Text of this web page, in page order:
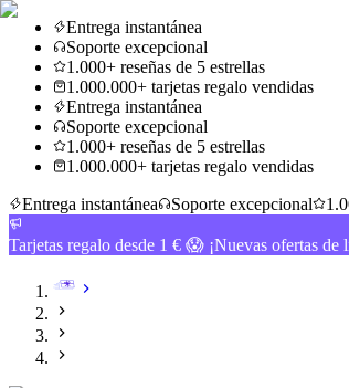
Entrega instantánea
Soporte excepcional
1.000+ reseñas de 5 estrellas
1.000.000+ tarjetas regalo vendidas
Entrega instantánea
Soporte excepcional
1.000+ reseñas de 5 estrellas
1.000.000+ tarjetas regalo vendidas
Entrega instantánea
Soporte excepcional
Tarjetas regalo desde 1 € 😱 ¡Nuevas ofertas